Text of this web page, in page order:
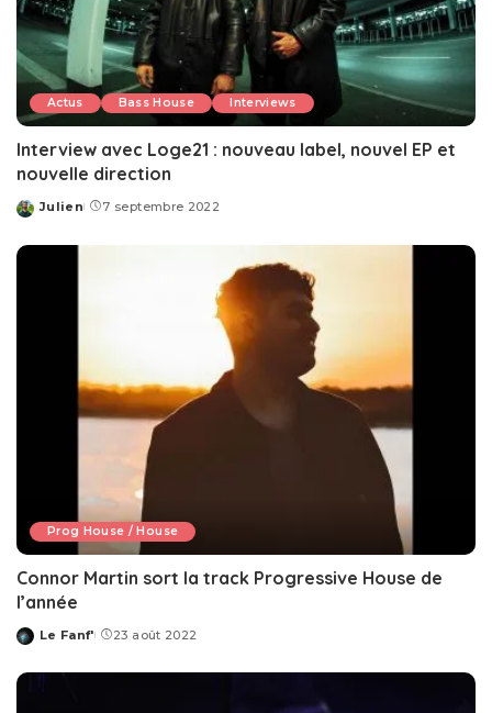
Actus Bass House Interviews
Interview avec Loge21 : nouveau label, nouvel EP et
nouvelle direction
Posted
Julien 7 septembre 2022
Prog House / House
Connor Martin sort la track Progressive House de
l’année
Posted
Le Fanf' 23 août 2022